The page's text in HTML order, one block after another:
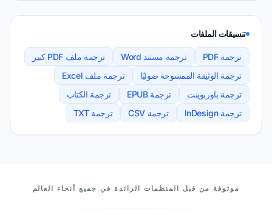
تنسيقات الملفات
ترجمة PDF ترجمة مستند Word
ترجمة ملف PDF كبير
ترجمة الوثيقة الممسوحة ضوئيًا
ترجمة ملف Excel
ترجمة باوربوينت
ترجمة EPUB
ترجمة الكتاب
ترجمة InDesign
ترجمة CSV ترجمة TXT
موثوقة من قبل المنظمات الرائدة في جميع أنحاء العالم